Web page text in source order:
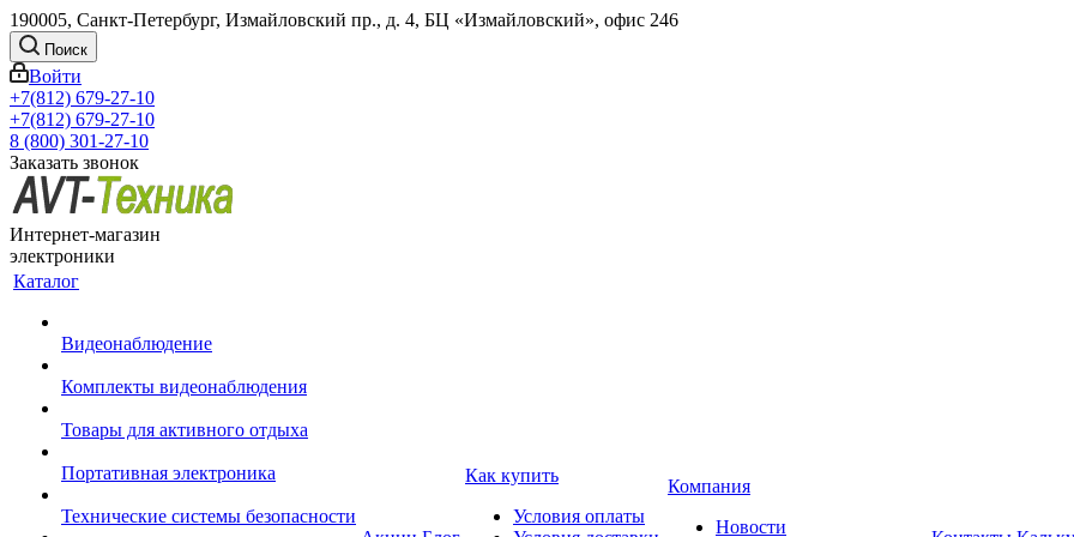
190005, Санкт-Петербург, Измайловский пр., д. 4, БЦ «Измайловский», офис 246
Поиск
Войти
+7(812) 679-27-10
+7(812) 679-27-10
8 (800) 301-27-10
Заказать звонок
Интернет-магазин
электроники
Каталог
Видеонаблюдение
Комплекты видеонаблюдения
Товары для активного отдыха
Портативная электроника
Технические системы безопасности
Как купить
Условия оплаты
Компания
Новости